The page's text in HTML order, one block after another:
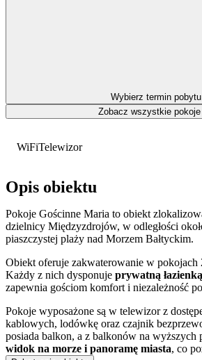
WiFiTelewizor
Opis obiektu
Pokoje Gościnne Maria to obiekt
dzielnicy Międzyzdrojów, w odległości
piaszczystej plaży nad Morzem Bałtyckim.
Obiekt oferuje zakwaterowanie w pokojach
Każdy z nich dysponuje prywatną
zapewnia gościom komfort i niezależność
Pokoje wyposażone są w telewizor z
kablowych, lodówkę oraz czajnik
posiada balkon, a z balkonów na wyższych
widok na morze i panoramę miasta, co
Wybierz termin pobytu
Zobacz wszystkie pokoje